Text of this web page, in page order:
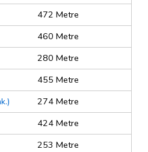
472 Metre
460 Metre
280 Metre
455 Metre
274 Metre
424 Metre
253 Metre